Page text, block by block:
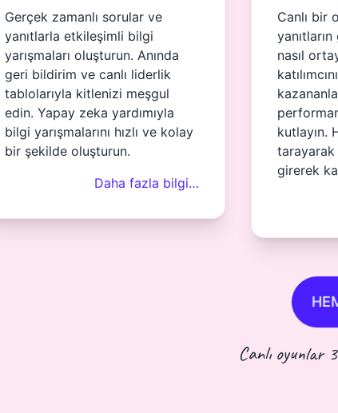
Gerçek zamanlı sorular ve
yanıtlarla etkileşimli bilgi
yarışmaları oluşturun. Anında
geri bildirim ve canlı liderlik
tablolarıyla kitlenizi meşgul
edin. Yapay zeka yardımıyla
bilgi yarışmalarını hızlı ve kolay
bir şekilde oluşturun.
Daha fazla bilgi…
Canlı bir
nasıl
kutlayın.
girerek
Canlı oyunlar